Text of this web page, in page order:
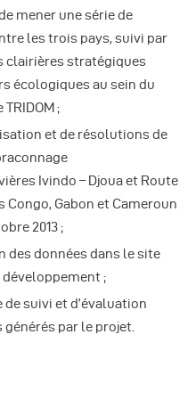
mener une série de
les trois pays, suivi par
clairières stratégiques
écologiques au sein du
;
et de résolutions de
Ivindo – Djoua et Route
Gabon et Cameroun
2013 ;
des données dans le site
développement ;
de suivi et d’évaluation
par le projet.